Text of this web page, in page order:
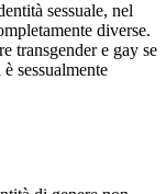
sessuale, nel
diverse.
transgender e gay se
sessualmente